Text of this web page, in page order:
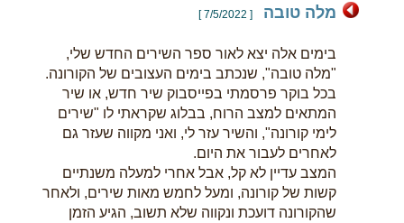
מלה טובה [ 7/5/2022 ]
בימים אלה יצא לאור ספר השירים החדש שלי,
"מלה טובה", שנכתב בימים העצובים של הקורונה.
בכל בוקר פרסמתי בפייסבוק שיר חדש, או שיר
המתאים למצב הרוח, בבלוג שקראתי לו "שירים
לימי קורונה", והשיר עזר לי, ואני מקווה שעזר גם
לאחרים לעבור את היום.
המצב עדיין לא קל, אבל אחרי למעלה משנתיים
קשות של קורונה, ומעל לחמש מאות שירים, ולאחר
שהקורונה דועכת ונקווה שלא תשוב, הגיע הזמן